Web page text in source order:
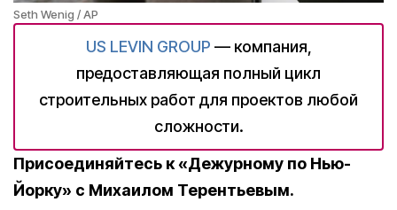
Seth Wenig / AP
US LEVIN GROUP — компания,
предоставляющая полный цикл
строительных работ для проектов любой
сложности.
Присоединяйтесь к «Дежурному по Нью-
Йорку» с Михаилом Терентьевым.